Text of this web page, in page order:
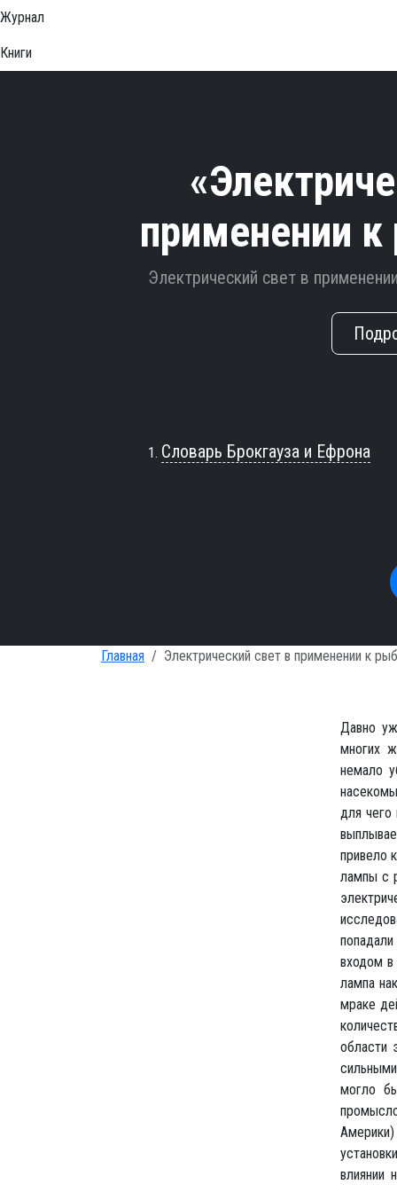
Журнал
Книги
применении
Электрический свет в
Словарь Брокгауза и Ефрона
Главная Электрический свет в применении к
Давно
многих
немало
для чего
привело
лампы с
входом в
лампа
мраке
области
могло
влиянии